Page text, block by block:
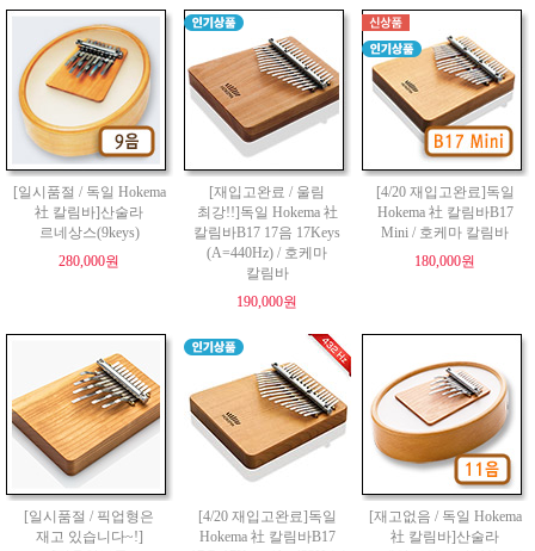
[일시품절 / 독일 Hokema
社 칼림바]산술라
르네상스(9keys)
280,000원
[재입고완료 / 울림
최강!!]독일 Hokema 社
칼림바B17 17음 17Keys
(A=440Hz) / 호케마
칼림바
190,000원
[4/20 재입고완료]독일
Hokema 社 칼림바B17
Mini / 호케마 칼림바
180,000원
[일시품절 / 픽업형은
재고 있습니다~!]
[4/20 재입고완료]독일
Hokema 社 칼림바B17
[재고없음 / 독일 Hokema
社 칼림바]산술라